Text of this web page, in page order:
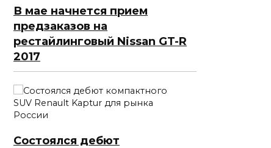
В мае начнется прием
предзаказов на
рестайлинговый Nissan GT-R
2017
Состоялся дебют